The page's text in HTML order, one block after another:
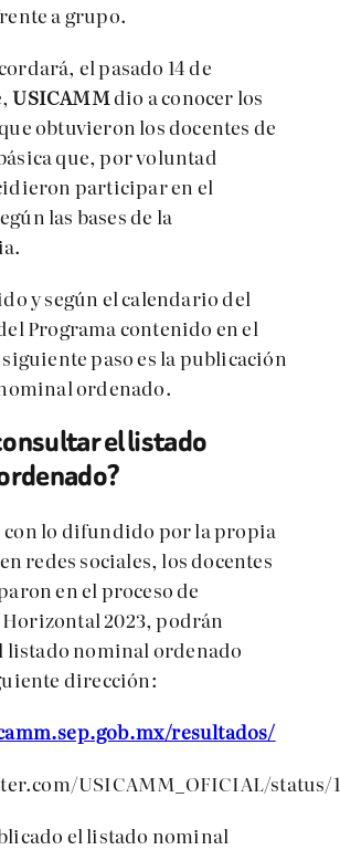
a grupo.
el pasado 14 de
USICAMMdio a conocer los
obtuvieron los docentes de
que, por voluntad
participar en el
las bases de la
y según el calendario del
Programa contenido en el
paso es la publicación
ordenado.
el listado
con lo difundido por la propia
en redes sociales, los docentes
en el proceso de
2023, podrán
listado nominal ordenado
dirección:
resultados/
USICAMM_OFICIAL/status/
el listado nominal